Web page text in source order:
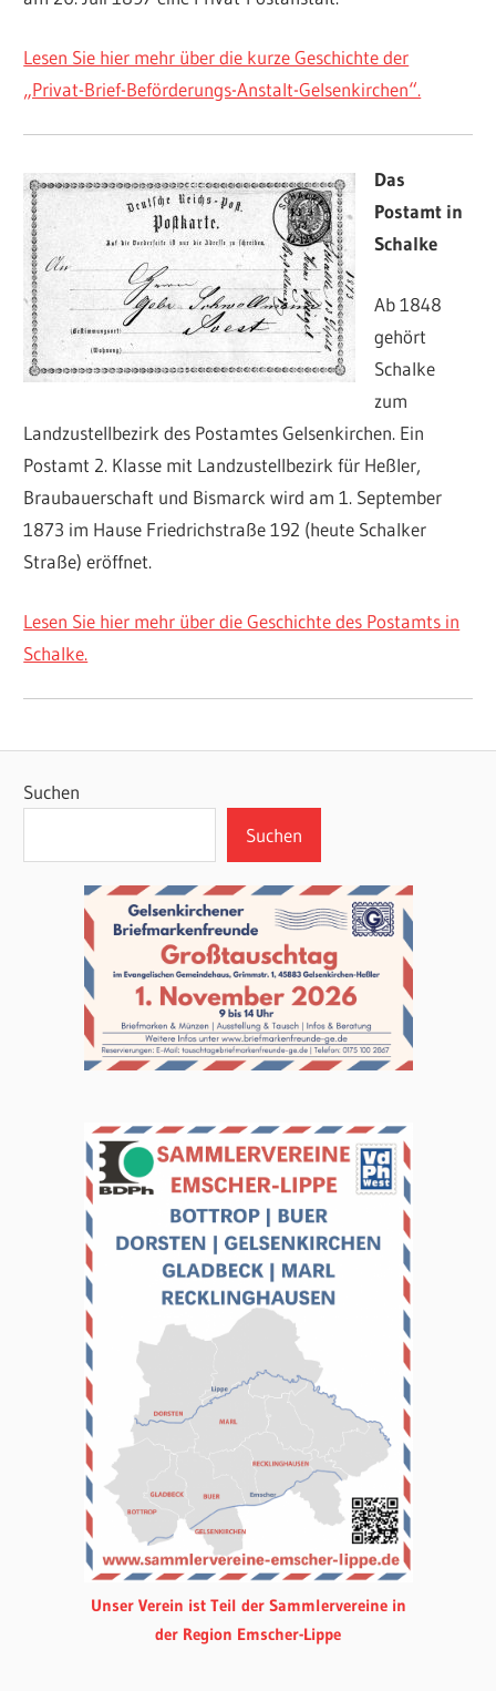
Lesen Sie hier mehr über die kurze Geschichte der
„Privat-Brief-Beförderungs-Anstalt-Gelsenkirchen“.
Das
Postamt in
Schalke
Ab 1848
gehört
Schalke
zum
Landzustellbezirk des Postamtes Gelsenkirchen. Ein
Postamt 2. Klasse mit Landzustellbezirk für Heßler,
Braubauerschaft und Bismarck wird am 1. September
1873 im Hause Friedrichstraße 192 (heute Schalker
Straße) eröffnet.
Lesen Sie hier mehr über die Geschichte des Postamts in
Schalke.
Suchen
Suchen
Unser Verein ist Teil der Sammlervereine in
der Region Emscher-Lippe